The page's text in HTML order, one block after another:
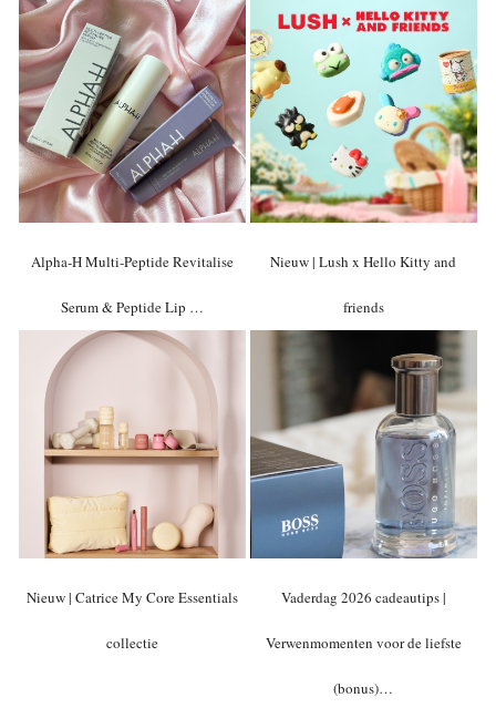
Alpha-H Multi-Peptide Revitalise
Serum & Peptide Lip …
Nieuw | Lush x Hello Kitty and
friends
Nieuw | Catrice My Core Essentials
collectie
Vaderdag 2026 cadeautips |
Verwenmomenten voor de liefste
(bonus)…